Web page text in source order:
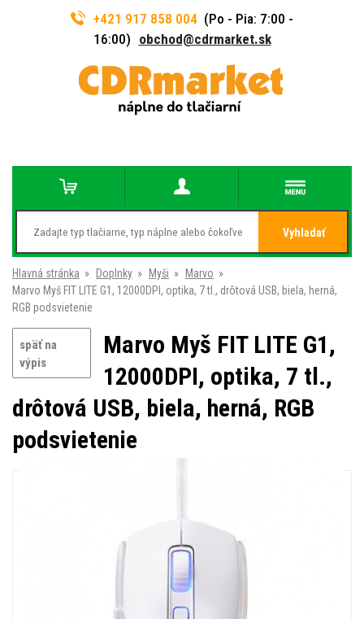
+421 917 858 004 (Po - Pia: 7:00 -
16:00) obchod@cdrmarket.sk
Vyhladať
Hlavná stránka » Doplnky » Myši » Marvo »
Marvo Myš FIT LITE G1, 12000DPI, optika, 7 tl., drôtová USB, biela, herná,
RGB podsvietenie
späť na
výpis
Marvo Myš FIT LITE G1,
12000DPI, optika, 7 tl.,
drôtová USB, biela, herná, RGB
podsvietenie